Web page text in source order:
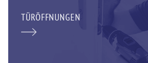
TÜRÖFFNUNGEN